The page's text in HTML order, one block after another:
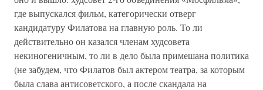
где выпускался фильм, категорически отверг
кандидатуру Филатова на главную роль. То ли
действительно он казался членам худсовета
некиногеничным, то ли в дело была примешана политика
(не забудем, что Филатов был актером театра, за которым
была слава антисоветского, а после скандала на